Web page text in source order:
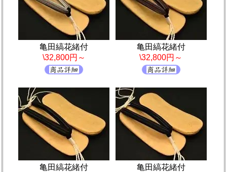
亀田縞花緒付
\32,800円～
亀田縞花緒付
\32,800円～
亀田縞花緒付
亀田縞花緒付